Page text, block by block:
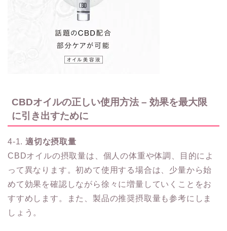
CBDオイルの正しい使用方法 – 効果を最大限
に引き出すために
4-1. 適切な摂取量
CBDオイルの摂取量は、個人の体重や体調、目的によ
って異なります。初めて使用する場合は、少量から始
めて効果を確認しながら徐々に増量していくことをお
すすめします。また、製品の推奨摂取量も参考にしま
しょう。